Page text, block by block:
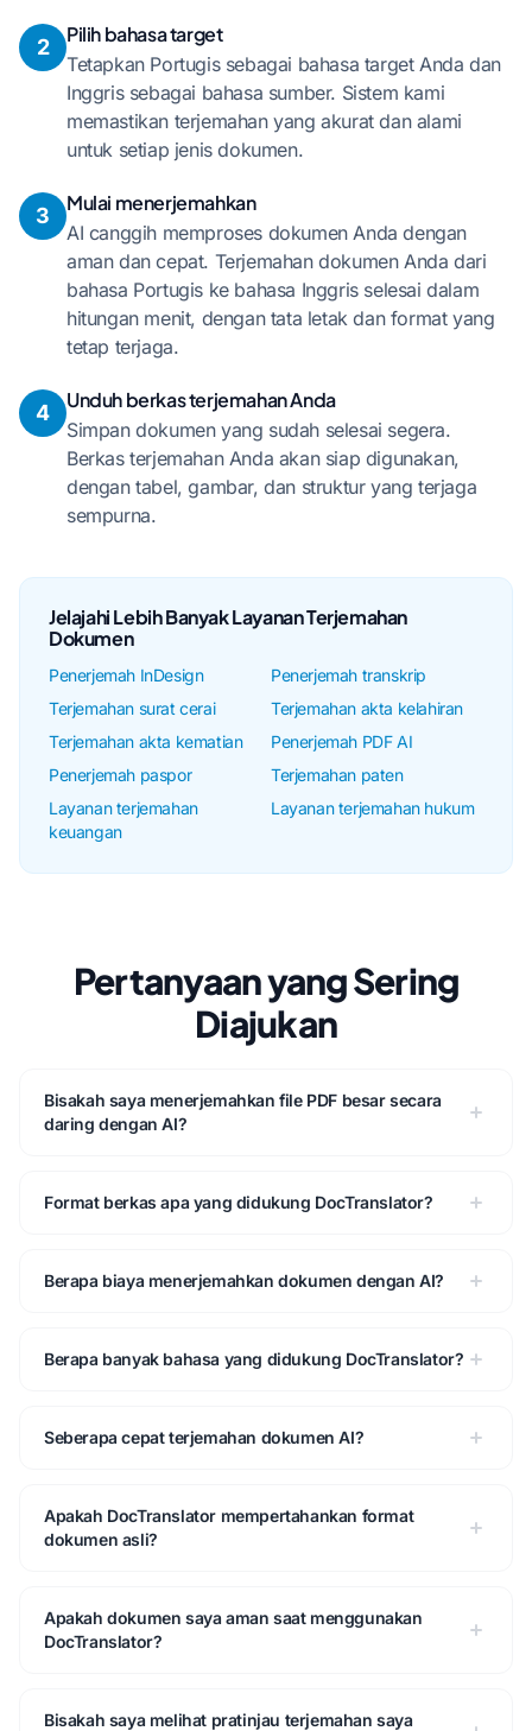
2
Pilih bahasa target
Tetapkan Portugis sebagai bahasa target Anda dan
Inggris sebagai bahasa sumber. Sistem kami
memastikan terjemahan yang akurat dan alami
untuk setiap jenis dokumen.
3
Mulai menerjemahkan
AI canggih memproses dokumen Anda dengan
aman dan cepat. Terjemahan dokumen Anda dari
bahasa Portugis ke bahasa Inggris selesai dalam
hitungan menit, dengan tata letak dan format yang
tetap terjaga.
4
Unduh berkas terjemahan Anda
Simpan dokumen yang sudah selesai segera.
Berkas terjemahan Anda akan siap digunakan,
dengan tabel, gambar, dan struktur yang terjaga
sempurna.
Jelajahi Lebih Banyak Layanan Terjemahan
Dokumen
Penerjemah InDesign
Penerjemah transkrip
Terjemahan surat cerai
Terjemahan akta kelahiran
Terjemahan akta kematian
Penerjemah PDF AI
Penerjemah paspor
Terjemahan paten
Layanan terjemahan
keuangan
Layanan terjemahan hukum
Pertanyaan yang Sering
Diajukan
Bisakah saya menerjemahkan file PDF besar secara
daring dengan AI?
Format berkas apa yang didukung DocTranslator?
Berapa biaya menerjemahkan dokumen dengan AI?
Berapa banyak bahasa yang didukung DocTranslator?
Seberapa cepat terjemahan dokumen AI?
Apakah DocTranslator mempertahankan format
dokumen asli?
Apakah dokumen saya aman saat menggunakan
DocTranslator?
Bisakah saya melihat pratinjau terjemahan saya